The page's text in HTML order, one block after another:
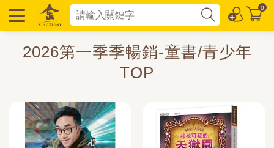
0
2026第一季季暢銷-童書/青少年
TOP